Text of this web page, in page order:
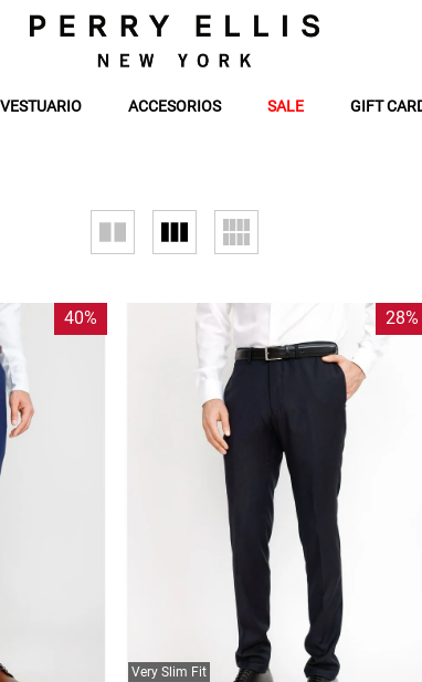
VESTUARIO ACCESORIOS SALE GIFT
40% 28%
Very Slim Fit